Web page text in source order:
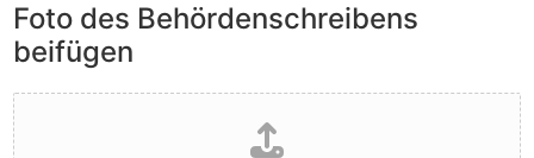
v
o
r
g
e
w
l
i
e
t
I
e
A
n
e
r
Foto des Behördenschreibens
beifügen
D
a
t